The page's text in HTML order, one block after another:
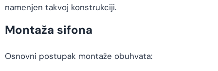
namenjen takvoj konstrukciji.
Montaža sifona
Osnovni postupak montaže obuhvata: